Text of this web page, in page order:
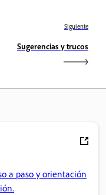
Siguiente
Sugerencias y trucos
a paso y orientación